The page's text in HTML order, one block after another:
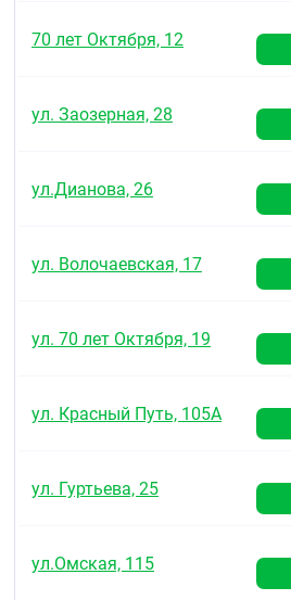
70 лет Октября, 12
ул. Заозерная, 28
ул.Дианова, 26
ул. Волочаевская, 17
ул. 70 лет Октября, 19
ул. Красный Путь, 105А
ул. Гуртьева, 25
ул.Омская, 115